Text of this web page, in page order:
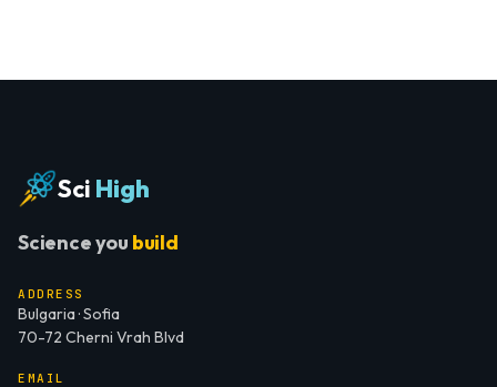
Sci High
Science you build
ADDRESS
Bulgaria · Sofia
70-72 Cherni Vrah Blvd
EMAIL